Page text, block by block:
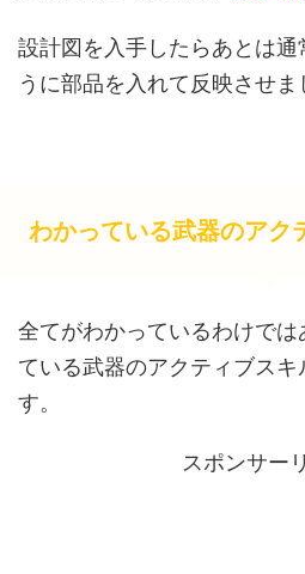
設計図を入手したらあとは通
うに部品を入れて反映させま
わかっている武器のアク
全てがわかっているわけで
ている武器のアクティブスキ
す。
スポンサー